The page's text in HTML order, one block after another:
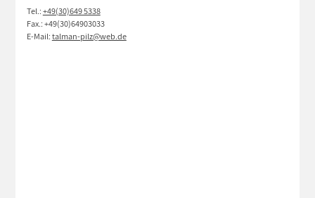
Tel.:+49(30)649 5338
Fax.: +49(30)64903033
E-Mail:talman-pilz@web.de